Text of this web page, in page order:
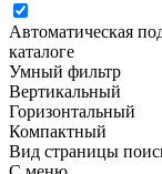
Автоматическая
каталоге
Умный фильтр
Вертикальный
Горизонтальный
Компактный
Вид страницы